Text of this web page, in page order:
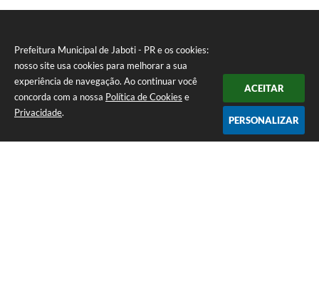
Prefeitura Municipal de Jaboti - PR e os cookies:
nosso site usa cookies para melhorar a sua
experiência de navegação. Ao continuar você
concorda com a nossa Política de Cookies e
Privacidade.
ACEITAR
PERSONALIZAR